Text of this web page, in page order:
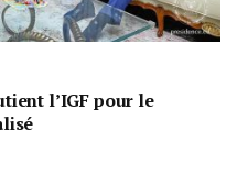
l’IGF pour le